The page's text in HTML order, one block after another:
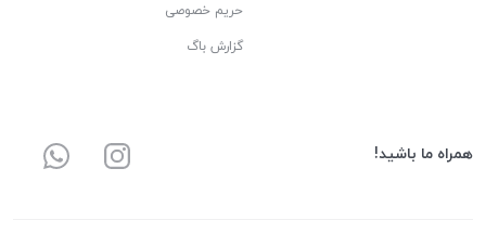
حریم خصوصی
گزارش باگ
همراه ما باشید!